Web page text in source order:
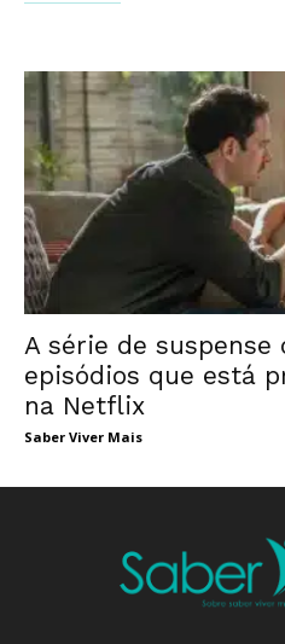
A série de suspense
episódios que está
na Netflix
Saber Viver Mais